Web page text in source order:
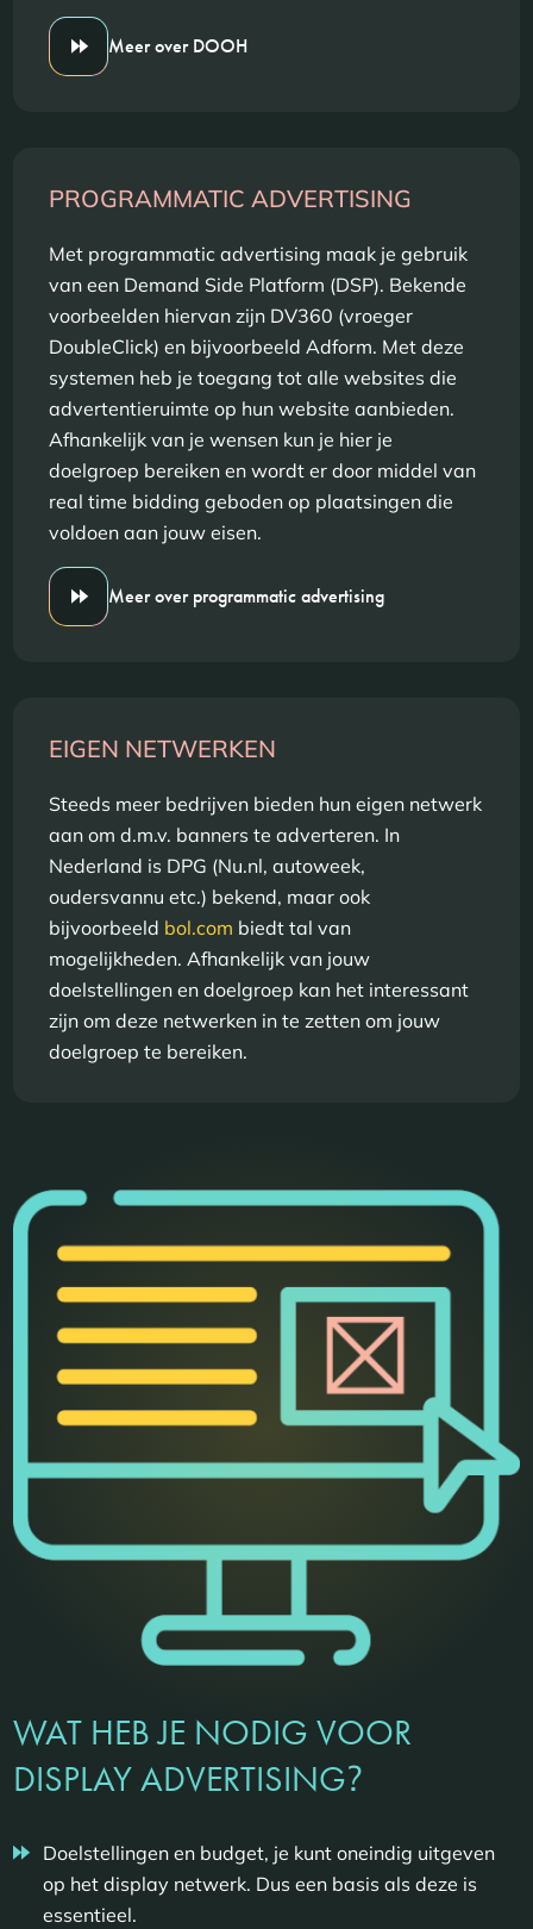
Meer over DOOH
PROGRAMMATIC ADVERTISING
Met programmatic advertising maak je gebruik
van een Demand Side Platform (DSP). Bekende
voorbeelden hiervan zijn DV360 (vroeger
DoubleClick) en bijvoorbeeld Adform. Met deze
systemen heb je toegang tot alle websites die
advertentieruimte op hun website aanbieden.
Afhankelijk van je wensen kun je hier je
doelgroep bereiken en wordt er door middel van
real time bidding geboden op plaatsingen die
voldoen aan jouw eisen.
Meer over programmatic advertising
EIGEN NETWERKEN
Steeds meer bedrijven bieden hun eigen netwerk
aan om d.m.v. banners te adverteren. In
Nederland is DPG (Nu.nl, autoweek,
oudersvannu etc.) bekend, maar ook
bijvoorbeeld bol.com biedt tal van
mogelijkheden. Afhankelijk van jouw
doelstellingen en doelgroep kan het interessant
zijn om deze netwerken in te zetten om jouw
doelgroep te bereiken.
WAT HEB JE NODIG VOOR
DISPLAY ADVERTISING?
Doelstellingen en budget, je kunt oneindig uitgeven
op het display netwerk. Dus een basis als deze is
essentieel.